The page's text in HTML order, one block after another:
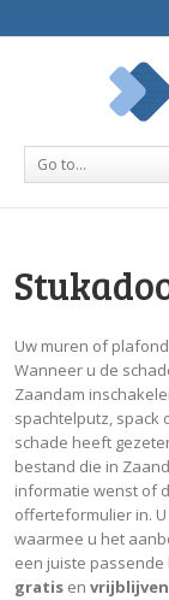
Go to...
Uw muren of
Wanneer u de
Zaandam
spachtelputz, spack
schade heeft
bestand die in
informatie wenst of
offerteformulier in.
waarmee u het
een juiste passende
gratis en